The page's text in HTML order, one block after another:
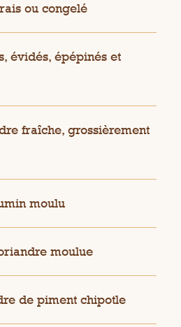
ou congelé
évidés, épépinés et
fraîche, grossièrement
moulu
moulue
de piment chipotle